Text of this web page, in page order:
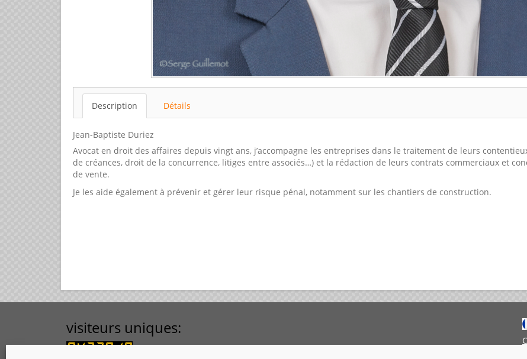
Description Détails
Jean-Baptiste Duriez
Avocat en droit des affaires depuis vingt ans, j’accompagne les entreprises dans le traitement de leurs
de créances, droit de la concurrence, litiges entre associés…) et la rédaction de leurs contrats commerciaux et
de vente.
Je les aide également à prévenir et gérer leur risque pénal, notamment sur les chantiers de construction.
visiteurs uniques: